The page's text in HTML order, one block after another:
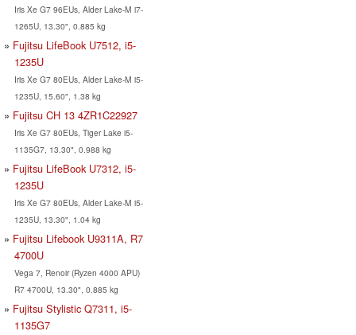
Iris Xe G7 96EUs, Alder Lake-M i7-
1265U, 13.30", 0.885 kg
Fujitsu LifeBook U7512, i5-
1235U
Iris Xe G7 80EUs, Alder Lake-M i5-
1235U, 15.60", 1.38 kg
Fujitsu CH 13 4ZR1C22927
Iris Xe G7 80EUs, Tiger Lake i5-
1135G7, 13.30", 0.988 kg
Fujitsu LifeBook U7312, i5-
1235U
Iris Xe G7 80EUs, Alder Lake-M i5-
1235U, 13.30", 1.04 kg
Fujitsu Lifebook U9311A, R7
4700U
Vega 7, Renoir (Ryzen 4000 APU)
R7 4700U, 13.30", 0.885 kg
Fujitsu Stylistic Q7311, i5-
1135G7